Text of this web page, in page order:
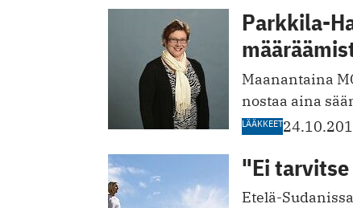
Parkkila-
Maanantaina
nostaa aina
LÄÄKKEET
"Ei
Etelä-